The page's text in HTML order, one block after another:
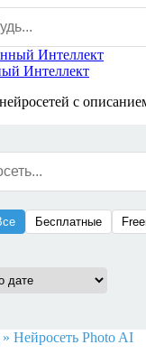
Интеллект
с
Бесплатные
» Нейросеть Photo AI